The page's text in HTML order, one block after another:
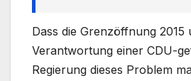
Dass die Grenzöffnung 2015
Verantwortung einer CDU-
Regierung dieses Problem